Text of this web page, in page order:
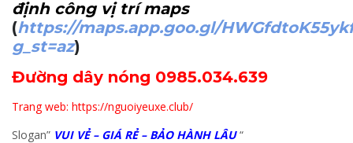
định công vị trí maps
(https://maps.app.goo.gl/
g_st=az)
Đường dây nóng 0985.034.639
Trang web: https://nguoiyeuxe.club/
Slogan” VUI VẺ – GIÁ RẺ – BẢO HÀNH LÂU “